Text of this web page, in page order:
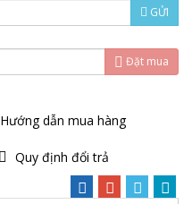
GỬI
Đặt mua
Hướng dẫn mua hàng
Quy định đổi trả